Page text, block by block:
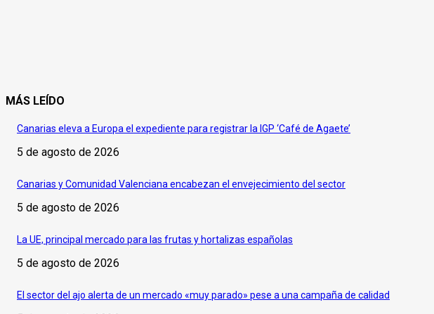
MÁS LEÍDO
Canarias eleva a Europa el expediente para registrar la IGP ‘Café de Agaete’
5 de agosto de 2026
Canarias y Comunidad Valenciana encabezan el envejecimiento del sector
5 de agosto de 2026
La UE, principal mercado para las frutas y hortalizas españolas
5 de agosto de 2026
El sector del ajo alerta de un mercado «muy parado» pese a una campaña de calidad